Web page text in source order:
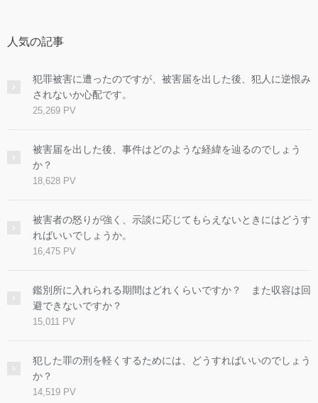
人気の記事
犯罪被害に遭ったのですが、被害届を出した後、犯人に逆恨み
されないか心配です。
25,269 PV
被害届を出した後、事件はどのような経緯を辿るのでしょう
か？
18,628 PV
被害者の怒りが強く、示談に応じてもらえないときにはどうす
ればいいでしょうか。
16,475 PV
鑑別所に入れられる期間はどれくらいですか？ また収容は回
避できないですか？
15,011 PV
犯した罪の刑を軽くするためには、どうすればいいのでしょう
か？
14,519 PV